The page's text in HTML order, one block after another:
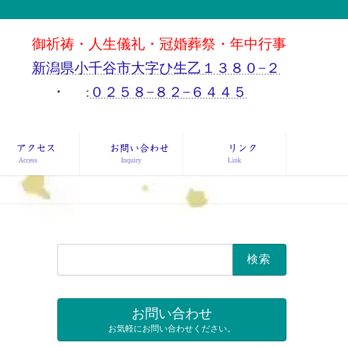
御祈祷・人生儀礼・冠婚葬祭・年中行事
新潟県小千谷市大字ひ生乙１３８０−２
･
: ０２５８−８２−６４４５
アクセス
Access
お問い合わせ
Inquiry
リンク
Link
索:
お問い合わせ
お気軽にお問い合わせください。